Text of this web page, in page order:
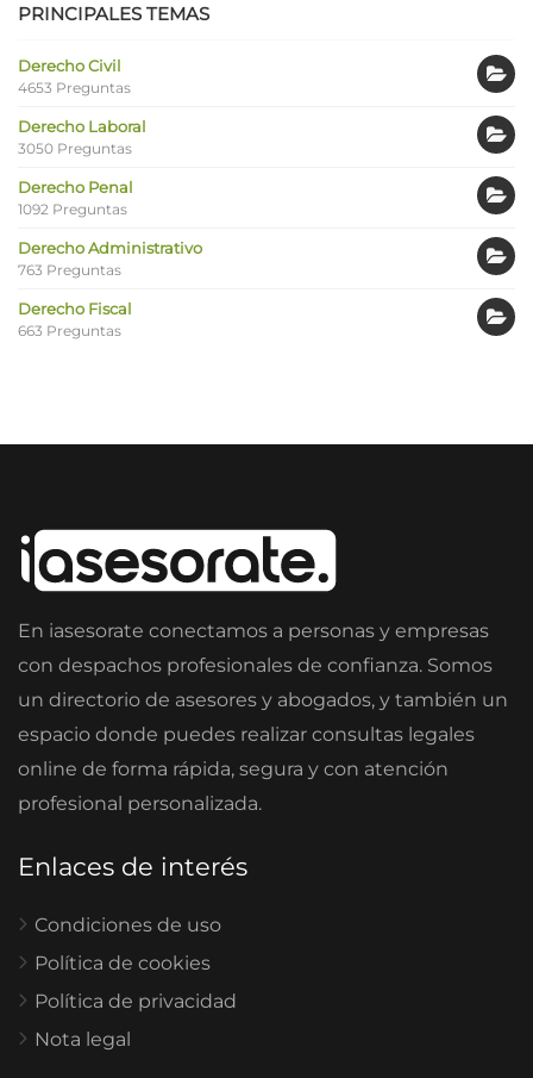
PRINCIPALES TEMAS
Derecho Civil
4653 Preguntas
Derecho Laboral
3050 Preguntas
Derecho Penal
1092 Preguntas
Derecho Administrativo
763 Preguntas
Derecho Fiscal
663 Preguntas
En iasesorate conectamos a personas y empresas
con despachos profesionales de confianza. Somos
un directorio de asesores y abogados, y también un
espacio donde puedes realizar consultas legales
online de forma rápida, segura y con atención
profesional personalizada.
Enlaces de interés
Condiciones de uso
Política de cookies
Política de privacidad
Nota legal